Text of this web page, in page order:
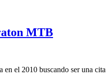
MTB
el 2010 buscando ser una cita